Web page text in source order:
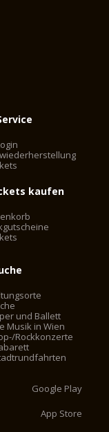
kaufen
und Ballett
Musik in Wien
Rockkonzerte